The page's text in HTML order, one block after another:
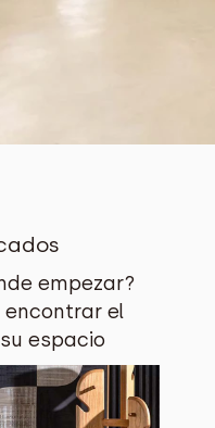
empezar?
encontrar el
espacio